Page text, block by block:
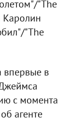
"The
Каролин
"The
впервые в
с момента
агенте